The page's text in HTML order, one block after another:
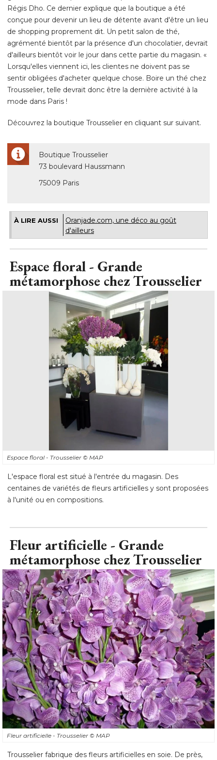
Régis Dho. Ce dernier explique que la boutique a été
conçue pour devenir un lieu de détente avant d'être un lieu
de shopping proprement dit. Un petit salon de thé,
agrémenté bientôt par la présence d'un chocolatier, devrait
d'ailleurs bientôt voir le jour dans cette partie du magasin. «
Lorsqu'elles viennent ici, les clientes ne doivent pas se
sentir obligées d'acheter quelque chose. Boire un thé chez
Trousselier, telle devrait donc être la dernière activité à la
mode dans Paris !
Découvrez la boutique Trousselier en cliquant sur suivant.
Boutique Trousselier
73 boulevard Haussmann
75009 Paris
À LIRE AUSSI
Oranjade.com, une déco au goût
d'ailleurs
Espace floral - Grande
métamorphose chez Trousselier
Espace floral - Trousselier © MAP
L'espace floral est situé à l'entrée du magasin. Des
centaines de variétés de fleurs artificielles y sont proposées
à l'unité ou en compositions.
Fleur artificielle - Grande
métamorphose chez Trousselier
Fleur artificielle - Trousselier © MAP
Trousselier fabrique des fleurs artificielles en soie. De près,